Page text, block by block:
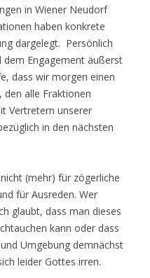
in Wiener Neudorf
haben konkrete
dargelegt. Persönlich
dem Engagement äußerst
dass wir morgen einen
den alle Fraktionen
Vertretern unserer
in den nächsten
(mehr) für zögerliche
für Ausreden. Wer
glaubt, dass man dieses
kann oder dass
Umgebung demnächst
leider Gottes irren.